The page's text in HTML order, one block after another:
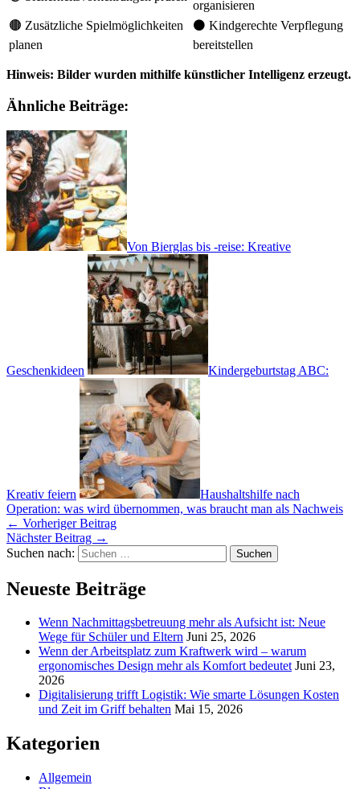
organisieren
🟤 Zusätzliche Spielmöglichkeiten
planen
⚫ Kindgerechte Verpflegung
bereitstellen
Hinweis: Bilder wurden mithilfe künstlicher Intelligenz erzeugt.
Ähnliche Beiträge:
Von Bierglas bis -reise: Kreative
Geschenkideen Kindergeburtstag ABC:
Kreativ feiern
Haushaltshilfe nach
Operation: was wird übernommen, was braucht man als Nachweis
← Vorheriger Beitrag
Nächster Beitrag →
Suchen nach:
Neueste Beiträge
Wenn Nachmittagsbetreuung mehr als Aufsicht ist: Neue
Wege für Schüler und Eltern Juni 25, 2026
Wenn der Arbeitsplatz zum Kraftwerk wird – warum
ergonomisches Design mehr als Komfort bedeutet Juni 23,
2026
Digitalisierung trifft Logistik: Wie smarte Lösungen Kosten
und Zeit im Griff behalten Mai 15, 2026
Kategorien
Allgemein